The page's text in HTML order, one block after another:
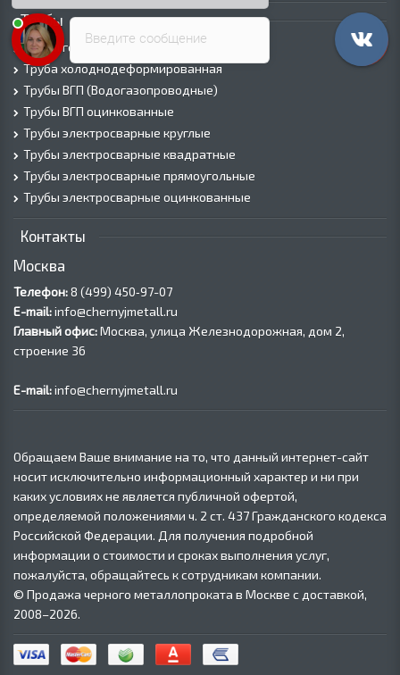
Трубы
Трубы горячедеформированные
Труба холоднодеформированная
Трубы ВГП (Водогазопроводные)
Трубы ВГП оцинкованные
Трубы электросварные круглые
Трубы электросварные квадратные
Трубы электросварные прямоугольные
Трубы электросварные оцинкованные
Контакты
Москва
Телефон:8 (499) 450‑97-07
E-mail:info@chernyjmetall.ru
Главный офис:Москва, улица Железнодорожная, дом 2,
строение 36
E-mail:info@chernyjmetall.ru
Обращаем Ваше внимание на то, что данный интернет-сайт
носит исключительно информационный характер и ни при
каких условиях не является публичной офертой,
определяемой положениями ч. 2 ст. 437 Гражданского кодекса
Российской Федерации. Для получения подробной
информации о стоимости и сроках выполнения услуг,
пожалуйста, обращайтесь к сотрудникам компании.
© Продажа черного металлопроката в Москве с доставкой,
2008–2026.
Введите сообщение